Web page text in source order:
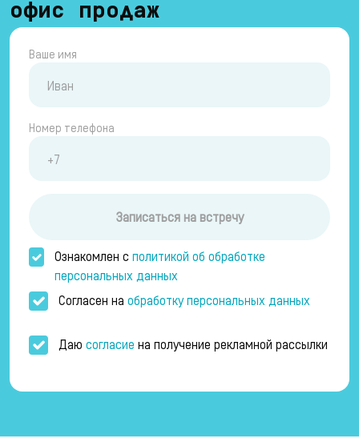
офис продаж
Ваше имя
Номер телефона
Записаться на встречу
Ознакомлен сполитикой об обработке
персональных данных
Согласен на обработку персональных данных
Даю согласие на получение рекламной рассылки